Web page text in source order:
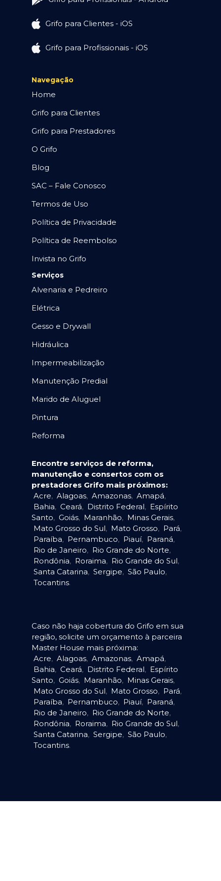
Grifo para Clientes - iOS
Grifo para Profissionais - iOS
Navegação
Home
Grifo para Clientes
Grifo para Prestadores
O Grifo
Blog
SAC – Fale Conosco
Termos de Uso
Política de Privacidade
Política de Reembolso
Invista no Grifo
Serviços
Alvenaria e Pedreiro
Elétrica
Gesso e Drywall
Hidráulica
Impermeabilização
Manutenção Predial
Marido de Aluguel
Pintura
Reforma
Encontre serviços de reforma,
manutenção e consertos com os
prestadores Grifo mais próximos:
Acre, Alagoas, Amazonas, Amapá,
Bahia, Ceará, Distrito Federal, Espírito
Santo, Goiás, Maranhão, Minas Gerais,
Mato Grosso do Sul, Mato Grosso, Pará,
Paraíba, Pernambuco, Piauí, Paraná,
Rio de Janeiro, Rio Grande do Norte,
Rondônia, Roraima, Rio Grande do Sul,
Santa Catarina, Sergipe, São Paulo,
Tocantins.
Caso não haja cobertura do Grifo em sua
região, solicite um orçamento à parceira
Master House mais próxima:
Acre, Alagoas, Amazonas, Amapá,
Bahia, Ceará, Distrito Federal, Espírito
Santo, Goiás, Maranhão, Minas Gerais,
Mato Grosso do Sul, Mato Grosso, Pará,
Paraíba, Pernambuco, Piauí, Paraná,
Rio de Janeiro, Rio Grande do Norte,
Rondônia, Roraima, Rio Grande do Sul,
Santa Catarina, Sergipe, São Paulo,
Tocantins.